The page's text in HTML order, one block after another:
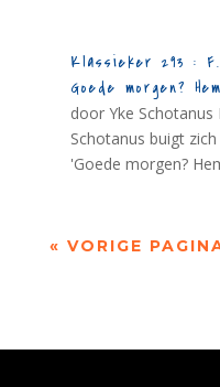
Klassieker 293 :
Goede morgen?
door Yke Schotanus
Schotanus buigt
'Goede morgen?
« VORIGE